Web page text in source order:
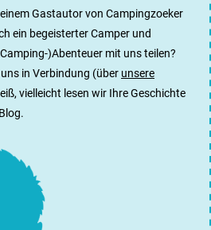
Gastautor von Campingzoeker
ein begeisterter Camper und
)Abenteuer mit uns teilen?
in Verbindung (über unsere
vielleicht lesen wir Ihre Geschichte